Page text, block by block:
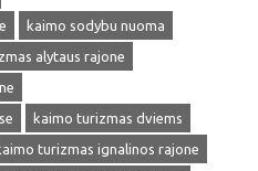
kaimo sodybu nuoma
alytaus rajone
kaimo turizmas dviems
turizmas ignalinos rajone